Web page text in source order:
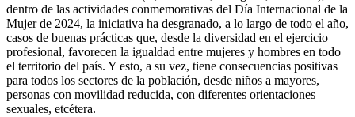
dentro de las actividades conmemorativas del Día Internacional de la
Mujer de 2024, la iniciativa ha desgranado, a lo largo de todo el año,
casos de buenas prácticas que, desde la diversidad en el ejercicio
profesional, favorecen la igualdad entre mujeres y hombres en todo
el territorio del país. Y esto, a su vez, tiene consecuencias positivas
para todos los sectores de la población, desde niños a mayores,
personas con movilidad reducida, con diferentes orientaciones
sexuales, etcétera.